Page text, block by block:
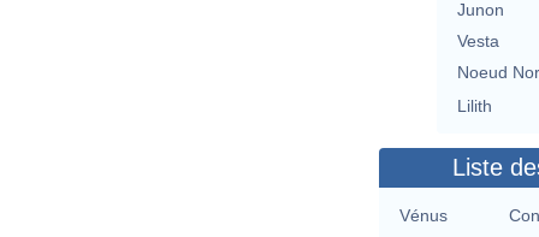
Junon
Vesta
Noeud
Lilith
Liste
Vénus